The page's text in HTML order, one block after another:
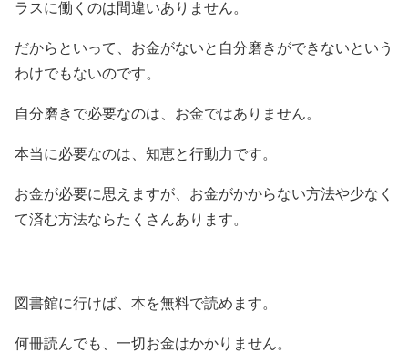
ラスに働くのは間違いありません。
だからといって、お金がないと自分磨きができないという
わけでもないのです。
自分磨きで必要なのは、お金ではありません。
本当に必要なのは、知恵と行動力です。
お金が必要に思えますが、お金がかからない方法や少なく
て済む方法ならたくさんあります。
図書館に行けば、本を無料で読めます。
何冊読んでも、一切お金はかかりません。